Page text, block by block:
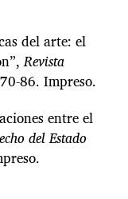
del arte: el
Revista
86. Impreso.
entre el
del Estado